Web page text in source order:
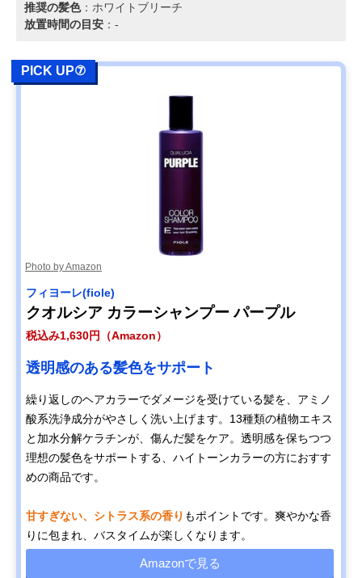
推奨の髪色：ホワイトブリーチ
放置時間の目安 ：-
PICK UP⑦
Photo by Amazon
フィヨーレ(fiole)
クオルシア カラーシャンプー パープル
税込み1,630円（Amazon）
透明感のある髪色をサポート
繰り返しのヘアカラーでダメージを受けている髪を、アミノ
酸系洗浄成分がやさしく洗い上げます。13種類の植物エキス
と加水分解ケラチンが、傷んだ髪をケア。透明感を保ちつつ
理想の髪色をサポートする、ハイトーンカラーの方におすす
めの商品です。
甘すぎない、シトラス系の香り もポイントです。爽やかな香
りに包まれ、バスタイムが楽しくなります。
Amazonで見る